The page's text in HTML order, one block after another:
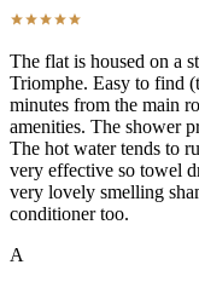
The flat is housed on a
Triomphe. Easy to find
minutes from the main
amenities. The shower
The hot water tends to
very effective so towel
very lovely smelling
conditioner too.
A